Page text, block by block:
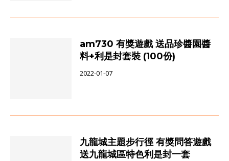
am730 有獎遊戲 送品珍醬園醬
料+利是封套裝 (100份)
2022-01-07
九龍城主題步行徑 有獎問答遊戲
送九龍城區特色利是封一套